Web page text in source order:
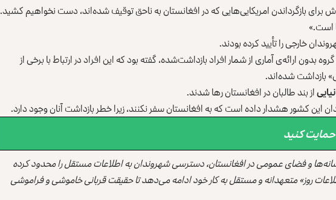
برای بازگرداندن امریکایی‌هایی که در افغانستان به ناحق توقیف شده‌اند، دست نخواهیم کشید.
است.»
خارجی را تأیید کرده بودند.
بدون ارائه‌ی آماری از شمار افراد بازداشت‌شده، گفته بود که این افراد در ارتباط با برخی از
بازداشت شده‌اند.
از بند طالبان در افغانستان رها شدند.
این کشور هشدار داده است که به افغانستان سفر نکنند، زیرا خطر بازداشت‌ آنان وجود دارد.
حمایت کنید
و فضای عمومی در افغانستان، دسترسی شهروندان به اطلاعات مستقل را محدود کرده
روز» متعهدانه و مستقل به کار خود ادامه می‌دهد تا حقیقت قربانی خاموشی و فراموشی